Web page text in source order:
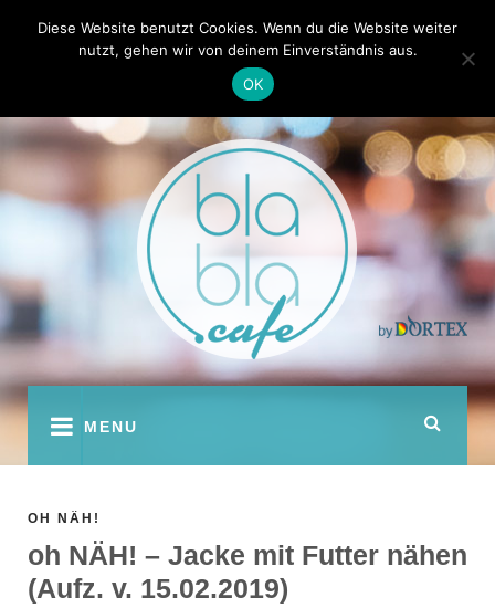
Kontakt Autoren
youtubefacebook
instagram
twitterpinterest
MENU
OH NÄH!
oh NÄH! – Jacke mit Futter nähen
(Aufz. v. 15.02.2019)
Diese Website benutzt Cookies. Wenn du die Website weiter
nutzt, gehen wir von deinem Einverständnis aus.
OK